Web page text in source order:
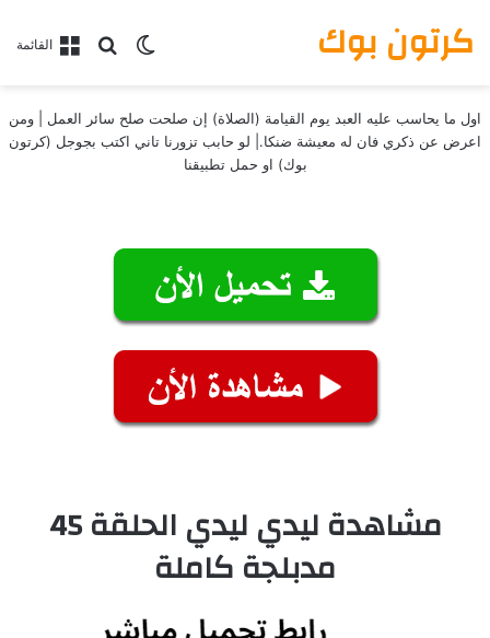
القائمةبحث عن
الوضع المظلم كرتون بوك
اول ما يحاسب عليه العبد يوم القيامة (الصلاة) إن صلحت صلح سائر العمل | ومن
اعرض عن ذكري فان له معيشة ضنكا.| لو حابب تزورنا تاني اكتب بجوجل (كرتون
بوك) او حمل تطبيقنا
مشاهدة ليدي ليدي الحلقة 45
مدبلجة كاملة